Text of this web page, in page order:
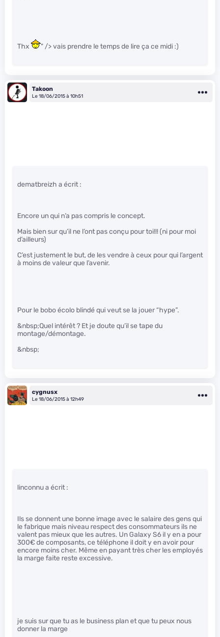
Thx " /> vais prendre le temps de lire ça ce midi :)
Takoon
Le 18/06/2015 à 10h51
dematbreizh a écrit :
Encore un qui n’a pas compris le concept.
Mais bien sur qu’il ne l’ont pas conçu pour toi!!! (ni pour moi
d’ailleurs)
C’est justement le but, de les vendre à ceux pour qui l’argent
à moins de valeur que l’avenir.
Pour le bobo écolo blindé qui veut se la jouer “hype”.
&nbsp;Quel intérêt ? Et je doute qu’il se tape du
montage/démontage.
&nbsp;
cygnusx
Le 18/06/2015 à 12h49
linconnu a écrit :
Ils se donnent une bonne image avec le salaire des gens qui
le fabrique mais niveau respect des consommateurs ils ne
valent pas mieux que les autres. Un Galaxy S6 il y en a pour
300€ de composants, ce téléphone il doit y en avoir pour
encore moins cher. Même en payant très cher les employés
la marge faite reste excessive.
je suis sur que tu as le business plan et que tu peux nous
donner la marge